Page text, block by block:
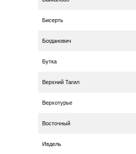
Бисерть
Богданович
Бутка
Верхний Тагил
Верхотурье
Восточный
Ивдель